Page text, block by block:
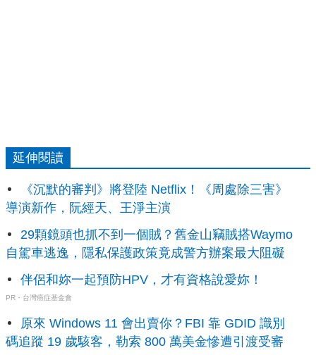
延伸閱讀
《沉默的審判》將登陸 Netflix！《周處除三害》
導演新作，阮經天、王淨主演
29顆鏡頭也抓不到一個賊？舊金山竊賊搭Waymo
自駕車逃逸，隱私保護政策竟成警方辦案最大阻礙
伴侶和妳一起預防HPV，才有資格說愛妳！
PR・台灣癌症基金會
原來 Windows 11 會出賣你？FBI 靠 GDID 識別
碼追蹤 19 歲駭客，勒索 800 萬美金慘遭引渡受審